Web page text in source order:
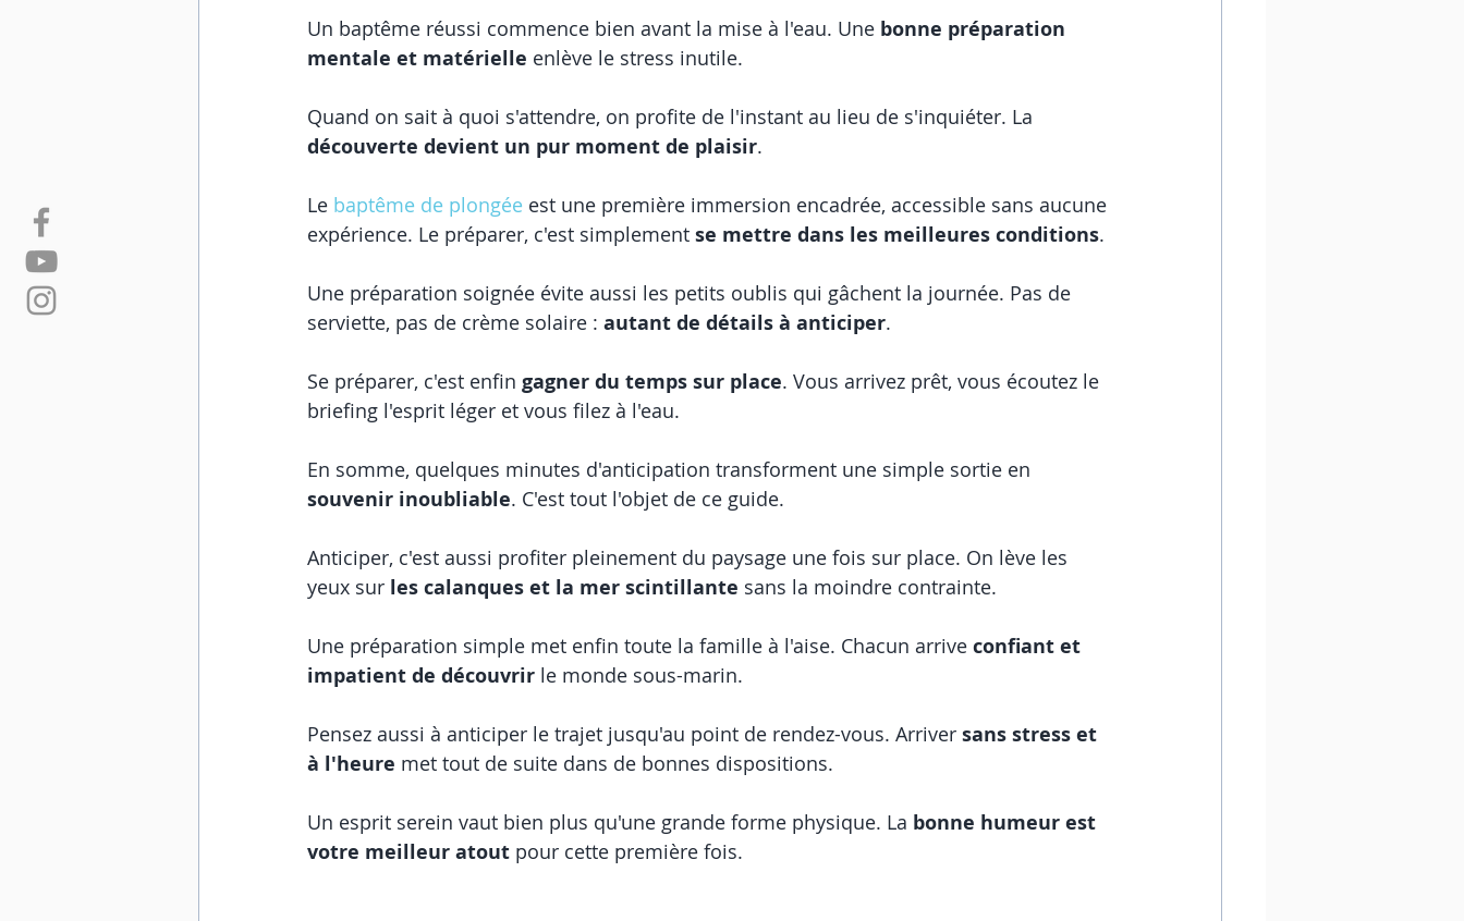
Un baptême réussi commence bien avant la mise à l'eau. Une bonne préparation
mentale et matérielle enlève le stress inutile.
Quand on sait à quoi s'attendre, on profite de l'instant au lieu de s'inquiéter. La
découverte devient un pur moment de plaisir.
Le baptême de plongée est une première immersion encadrée, accessible sans aucune
expérience. Le préparer, c'est simplement se mettre dans les meilleures conditions.
Une préparation soignée évite aussi les petits oublis qui gâchent la journée. Pas de
serviette, pas de crème solaire : autant de détails à anticiper.
Se préparer, c'est enfin gagner du temps sur place. Vous arrivez prêt, vous écoutez le
briefing l'esprit léger et vous filez à l'eau.
En somme, quelques minutes d'anticipation transforment une simple sortie en
souvenir inoubliable. C'est tout l'objet de ce guide.
Anticiper, c'est aussi profiter pleinement du paysage une fois sur place. On lève les
yeux sur les calanques et la mer scintillante sans la moindre contrainte.
Une préparation simple met enfin toute la famille à l'aise. Chacun arrive confiant et
impatient de découvrir le monde sous-marin.
Pensez aussi à anticiper le trajet jusqu'au point de rendez-vous. Arriver sans stress et
à l'heure met tout de suite dans de bonnes dispositions.
Un esprit serein vaut bien plus qu'une grande forme physique. La bonne humeur est
votre meilleur atout pour cette première fois.